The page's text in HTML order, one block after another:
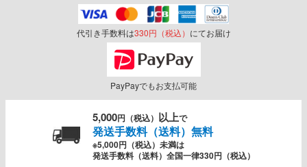
代引き手数料は330円（税込） にてお届け
PayPayでもお支払可能
5,000円（税込） 以上で
発送手数料（送料）無料
※5,000円（税込）未満は
発送手数料（送料）全国一律330円（税込）